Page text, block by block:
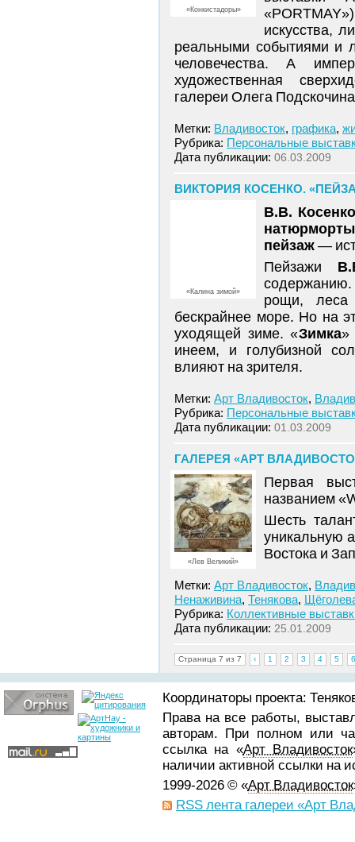
«Конкистадоры»
искусства,
реальными событиями и
человечества. А
художественная
галереи Олега
Метки: Владивосток, графика,
Рубрика: Персональные
Дата публикации: 06.03.2009
ВИКТОРИЯ КОСЕНКО.
«Калина зимой»
В.В.
натюрморты
пейзаж —
Пейзажи
рощи, леса
бескрайнее море. Но на
уходящей зиме. «Зимка»
инеем, и голубизной
влияют на зрителя.
Метки: Арт Владивосток,
Рубрика: Персональные
Дата публикации: 01.03.2009
ГАЛЕРЕЯ «АРТ
«Лев Великий»
Первая
названием
Шесть
уникальную
Востока и
Метки: Арт Владивосток,
Ненаживина, Тенякова,
Рубрика: Коллективные
Дата публикации: 25.01.2009
Страница 7 из 7 ‹ 1 2 3 4 5 6
Координаторы проекта:
Права на все работы,
авторам. При полном или
ссылка на «Арт Владивосток
наличии активной ссылки на
1999-2026 © «Арт Владивосток
RSS лента галереи «Арт